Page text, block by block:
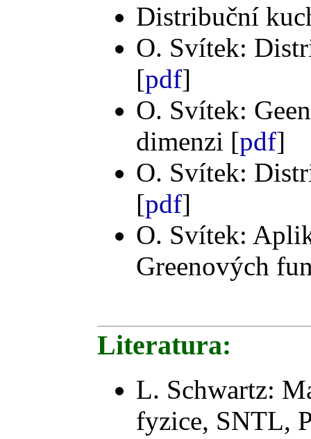
Distribuční
O. Svítek:
[pdf]
O. Svítek:
dimenzi [pdf]
O. Svítek:
[pdf]
O. Svítek:
Greenových
Literatura:
L. Schwartz:
fyzice, SNTL,